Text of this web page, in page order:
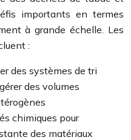
importants en termes
à grande échelle. Les
:
des systèmes de tri
des volumes
chimiques pour
des matériaux